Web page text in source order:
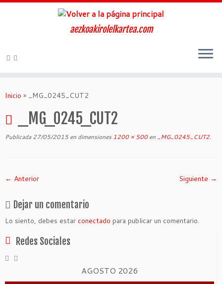
aezkoakirolelkartea.com
Inicio » _MG_0245_CUT2
_MG_0245_CUT2
Publicada 27/05/2015en dimensiones 1200 × 500en _MG_0245_CUT2.
← Anterior Siguiente →
Dejar un comentario
Lo siento, debes estar conectado para publicar un comentario.
Redes Sociales
AGOSTO 2026